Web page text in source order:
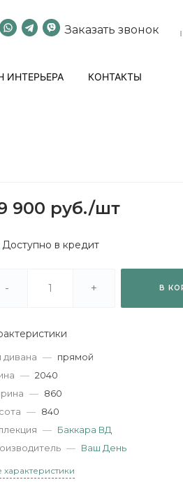
Заказать звонок
ИНТЕРЬЕРА КОНТАКТЫ
900 руб./шт
Доступно в кредит
- + В
дивана — прямой
— 2040
— 860
— 840
— Баккара ВД
— Ваш День
характеристики